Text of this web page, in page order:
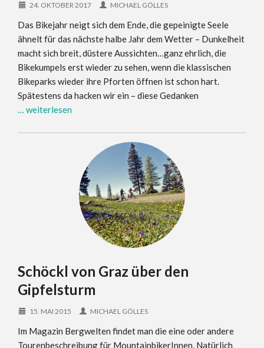
24. OKTOBER 2017 MICHAEL GÖLLES
Das Bikejahr neigt sich dem Ende, die gepeinigte Seele
ähnelt für das nächste halbe Jahr dem Wetter – Dunkelheit
macht sich breit, düstere Aussichten…ganz ehrlich, die
Bikekumpels erst wieder zu sehen, wenn die klassischen
Bikeparks wieder ihre Pforten öffnen ist schon hart.
Spätestens da hacken wir ein – diese Gedanken
… weiterlesen
Schöckl von Graz über den
Gipfelsturm
15. MAI 2015 MICHAEL GÖLLES
Im Magazin Bergwelten findet man die eine oder andere
Tourenbeschreibung für MountainbikerInnen. Natürlich